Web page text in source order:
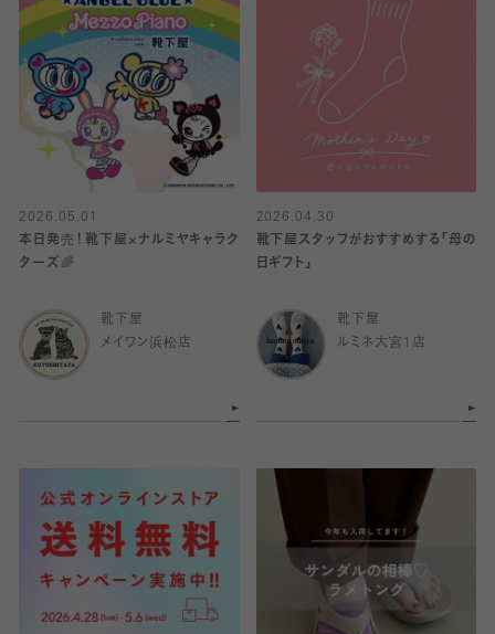
2026.05.01
本日発売！靴下屋×ナルミヤキャラク
ターズ🌈
靴下屋
メイワン浜松店
2026.04.30
靴下屋スタッフがおすすめする「母の
日ギフト」
靴下屋
ルミネ大宮1店